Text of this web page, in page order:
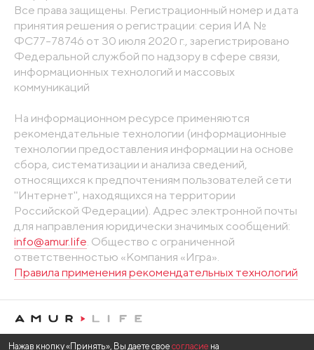
Все права защищены. Регистрационный номер и дата
принятия решения о регистрации: серия ИА №
ФС77-78746 от 30 июля 2020 г., зарегистрировано
Федеральной службой по надзору в сфере связи,
информационных технологий и массовых
коммуникаций
На информационном ресурсе применяются
рекомендательные технологии (информационные
технологии предоставления информации на основе
сбора, систематизации и анализа сведений,
относящихся к предпочтениям пользователей сети
"Интернет", находящихся на территории
Российской Федерации). Адрес электронной почты
для направления юридически значимых сообщений:
info@amur.life . Общество с ограниченной
ответственностью «Компания «Игра».
Правила применения рекомендательных технологий
Нажав кнопку «Принять», Вы даете свое согласие на